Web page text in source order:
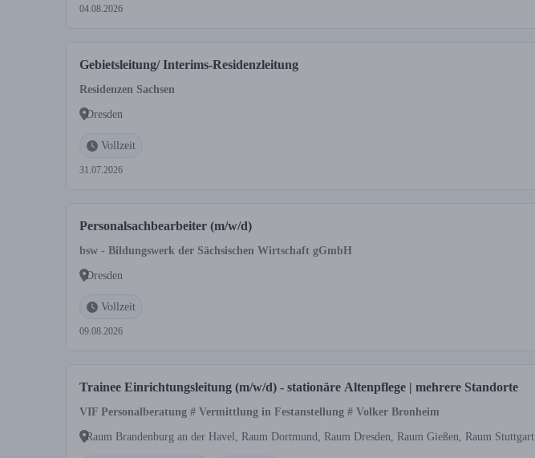
04.08.2026
Gebietsleitung/ Interims-Residenzleitung
Residenzen Sachsen
Dresden
Vollzeit
31.07.2026
Personalsachbearbeiter (m/w/d)
bsw - Bildungswerk der Sächsischen Wirtschaft gGmbH
Dresden
Vollzeit
09.08.2026
Trainee Einrichtungsleitung (m/w/d) - stationäre Altenpflege | mehrere Standorte
VIF Personalberatung # Vermittlung in Festanstellung # Volker Bronheim
Raum Brandenburg an der Havel, Raum Dortmund, Raum Dresden, Raum Gießen, Raum Stuttgart